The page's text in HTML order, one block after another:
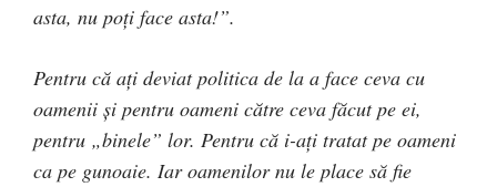
asta, nu poţi face asta!”.
Pentru că aţi deviat politica de la a face ceva cu
oamenii şi pentru oameni către ceva făcut pe ei,
pentru „binele” lor. Pentru că i-aţi tratat pe oameni
ca pe gunoaie. Iar oamenilor nu le place să fie